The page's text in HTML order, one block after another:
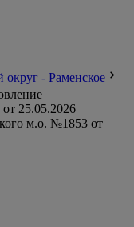
- Раменское
25.05.2026
м.о. №1853 от